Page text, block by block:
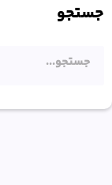
جستجو